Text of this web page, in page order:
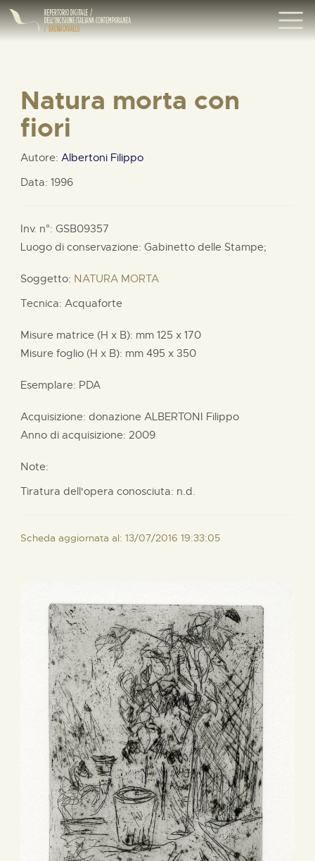
Natura morta con
fiori
Autore: Albertoni Filippo
Data: 1996
Inv. n°: GSB09357
Luogo di conservazione: Gabinetto delle Stampe;
Soggetto: NATURA MORTA
Tecnica: Acquaforte
Misure matrice (H x B): mm 125 x 170
Misure foglio (H x B): mm 495 x 350
Esemplare: PDA
Acquisizione: donazione ALBERTONI Filippo
Anno di acquisizione: 2009
Note:
Tiratura dell'opera conosciuta: n.d.
Scheda aggiornata al: 13/07/2016 19:33:05